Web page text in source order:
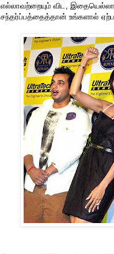
எல்லாவற்றையும் விட,
சந்தர்ப்பத்தைத்தான் உங்களால்